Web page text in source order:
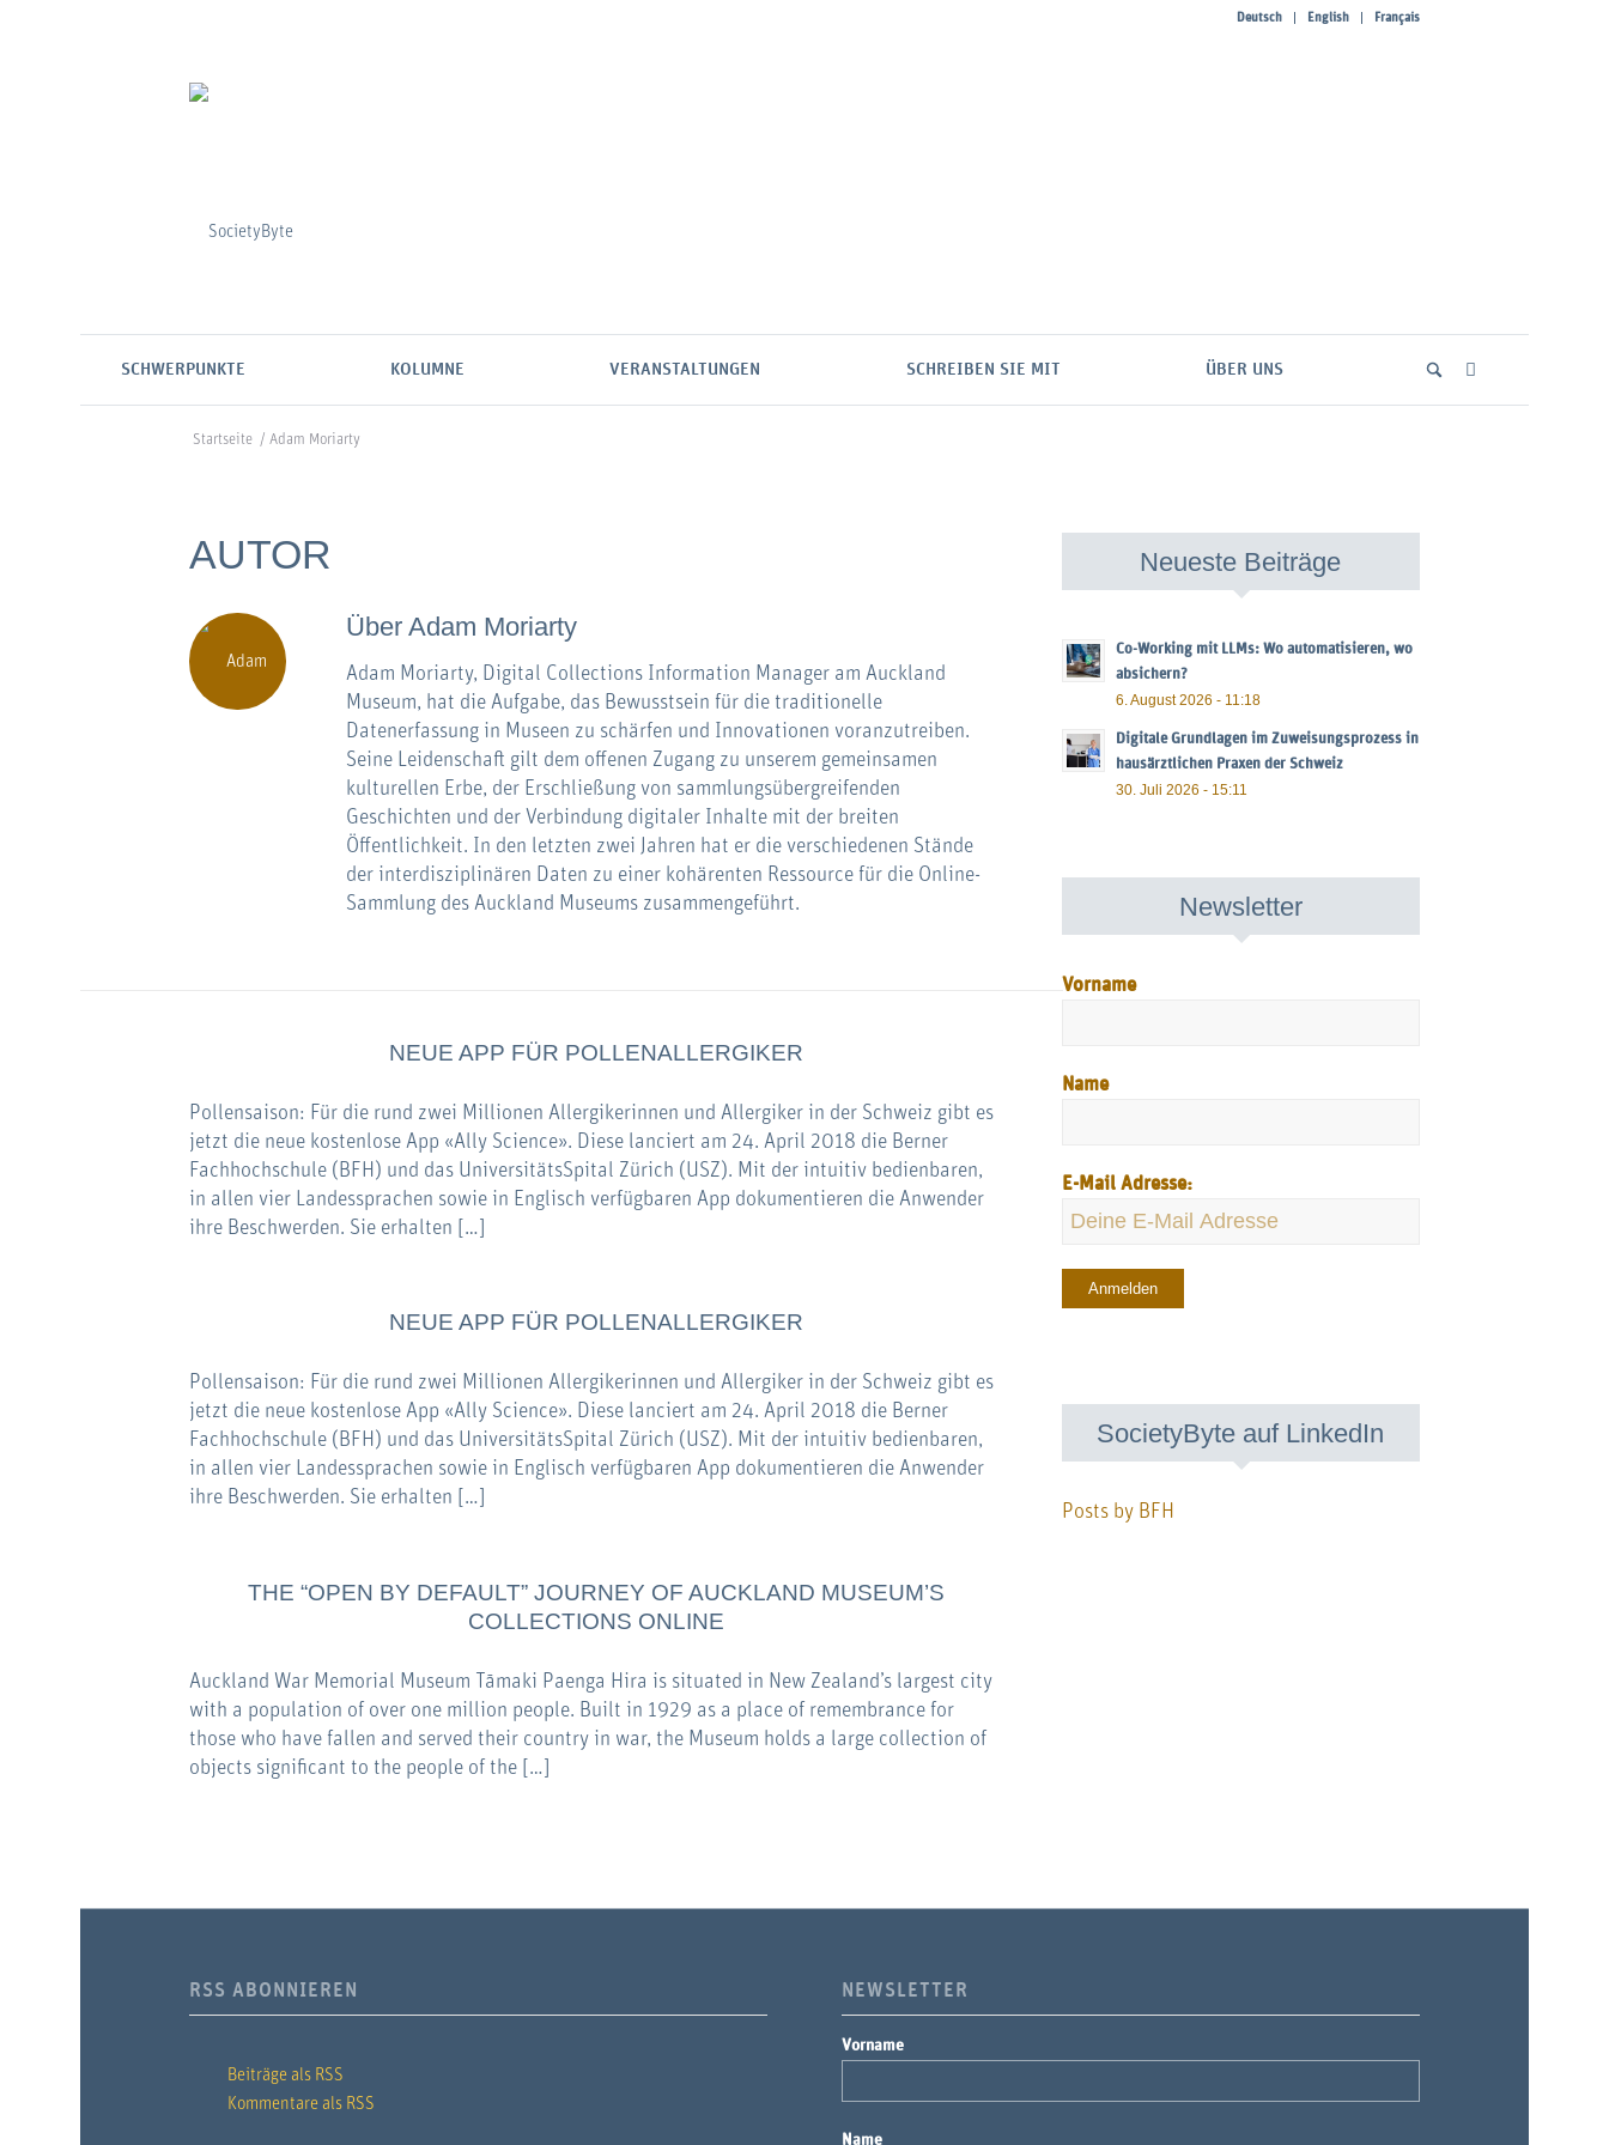
Deutsch English Français
SCHWERPUNKTE KOLUMNE VERANSTALTUNGEN SCHREIBEN SIE MIT ÜBER UNS
Startseite / Adam Moriarty
AUTOR
Über Adam Moriarty
Adam Moriarty, Digital Collections Information Manager am Auckland
Museum, hat die Aufgabe, das Bewusstsein für die traditionelle
Datenerfassung in Museen zu schärfen und Innovationen voranzutreiben.
Seine Leidenschaft gilt dem offenen Zugang zu unserem gemeinsamen
kulturellen Erbe, der Erschließung von sammlungsübergreifenden
Geschichten und der Verbindung digitaler Inhalte mit der breiten
Öffentlichkeit. In den letzten zwei Jahren hat er die verschiedenen Stände
der interdisziplinären Daten zu einer kohärenten Ressource für die Online-
Sammlung des Auckland Museums zusammengeführt.
NEUE APP FÜR POLLENALLERGIKER
Pollensaison: Für die rund zwei Millionen Allergikerinnen und Allergiker in der Schweiz gibt es
jetzt die neue kostenlose App «Ally Science». Diese lanciert am 24. April 2018 die Berner
Fachhochschule (BFH) und das UniversitätsSpital Zürich (USZ). Mit der intuitiv bedienbaren,
in allen vier Landessprachen sowie in Englisch verfügbaren App dokumentieren die Anwender
ihre Beschwerden. Sie erhalten […]
NEUE APP FÜR POLLENALLERGIKER
Pollensaison: Für die rund zwei Millionen Allergikerinnen und Allergiker in der Schweiz gibt es
jetzt die neue kostenlose App «Ally Science». Diese lanciert am 24. April 2018 die Berner
Fachhochschule (BFH) und das UniversitätsSpital Zürich (USZ). Mit der intuitiv bedienbaren,
in allen vier Landessprachen sowie in Englisch verfügbaren App dokumentieren die Anwender
ihre Beschwerden. Sie erhalten […]
THE “OPEN BY DEFAULT” JOURNEY OF AUCKLAND MUSEUM’S
COLLECTIONS ONLINE
Auckland War Memorial Museum Tāmaki Paenga Hira is situated in New Zealand’s largest city
with a population of over one million people. Built in 1929 as a place of remembrance for
those who have fallen and served their country in war, the Museum holds a large collection of
objects significant to the people of the […]
Neueste Beiträge
Co-Working mit LLMs: Wo automatisieren, wo
absichern?
6. August 2026 - 11:18
Digitale Grundlagen im Zuweisungsprozess in
hausärztlichen Praxen der Schweiz
30. Juli 2026 - 15:11
Newsletter
Vorname
Name
E-Mail Adresse:
SocietyByte auf LinkedIn
Posts by BFH
RSS ABONNIEREN
Beiträge als RSS
Kommentare als RSS
NEWSLETTER
Vorname
Name